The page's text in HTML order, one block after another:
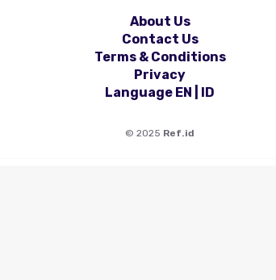
About Us
Contact Us
Terms & Conditions
Privacy
Language EN ID
© 2025 Ref.id